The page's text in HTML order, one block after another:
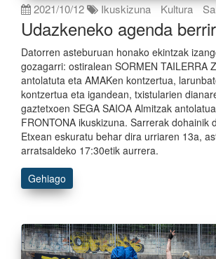
2021/10/12 Ikuskizuna Kultura
Udazkeneko agenda
Datorren asteburuan honako ekintzak
gozagarri: ostiralean SORMEN TAILERRA
antolatuta eta AMAKen kontzertua,
kontzertua eta igandean, txistularien
gaztetxoen SEGA SAIOA Almitzak
FRONTONA ikuskizuna. Sarrerak dohainik
Etxean eskuratu behar dira urriaren 13a,
arratsaldeko 17:30etik aurrera.
Gehiago